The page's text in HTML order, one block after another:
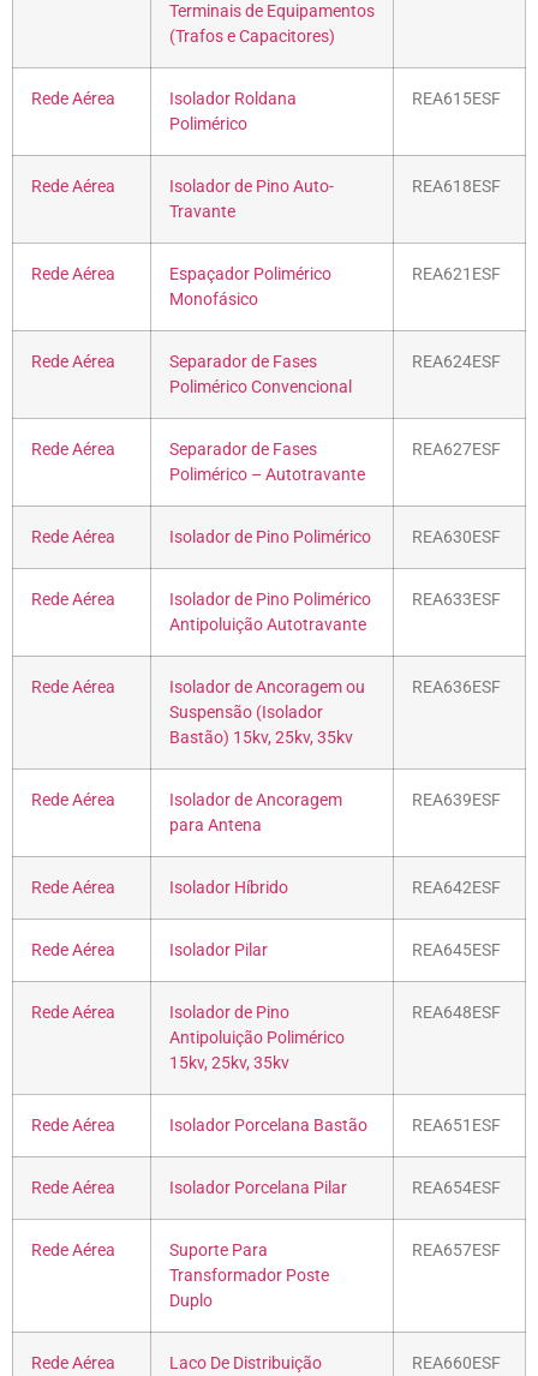
Terminais de Equipamentos
(Trafos e Capacitores)
Rede Aérea
Isolador Roldana
Polimérico
REA615ESF
Rede Aérea
Isolador de Pino Auto-
Travante
REA618ESF
Rede Aérea
Espaçador Polimérico
Monofásico
REA621ESF
Rede Aérea
Separador de Fases
Polimérico Convencional
REA624ESF
Rede Aérea
Separador de Fases
Polimérico – Autotravante
REA627ESF
Rede Aérea Isolador de Pino Polimérico REA630ESF
Rede Aérea
Isolador de Pino Polimérico
Antipoluição Autotravante
REA633ESF
Rede Aérea
Isolador de Ancoragem ou
Suspensão (Isolador
Bastão) 15kv, 25kv, 35kv
REA636ESF
Rede Aérea
Isolador de Ancoragem
para Antena
REA639ESF
Rede Aérea Isolador Híbrido REA642ESF
Rede Aérea Isolador Pilar REA645ESF
Rede Aérea
Isolador de Pino
Antipoluição Polimérico
15kv, 25kv, 35kv
REA648ESF
Rede Aérea Isolador Porcelana Bastão REA651ESF
Rede Aérea Isolador Porcelana Pilar REA654ESF
Rede Aérea
Suporte Para
Transformador Poste
Duplo
REA657ESF
Rede Aérea Laco De Distribuição REA660ESF